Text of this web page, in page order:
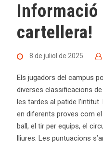
cartellera!
8 de juliol de 2025
Els jugadors del campus
diverses classificacions
les tardes al patide
en diferents proves com
ball, el tir per equips, el
lliures. Les puntuacions